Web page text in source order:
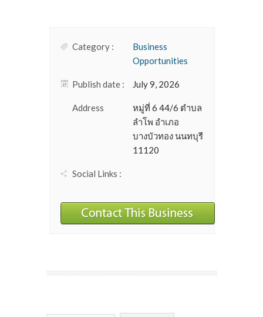
Category :
Business
Opportunities
Publish date : July 9, 2026
Address
หมู่ที่ 6 44/6 ตำบล
ลำโพ อำเภอ
บางบัวทอง นนทบุรี
11120
Social Links :